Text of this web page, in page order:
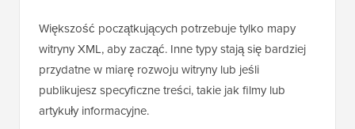
Większość początkujących potrzebuje tylko mapy
witryny XML, aby zacząć. Inne typy stają się bardziej
przydatne w miarę rozwoju witryny lub jeśli
publikujesz specyficzne treści, takie jak filmy lub
artykuły informacyjne.